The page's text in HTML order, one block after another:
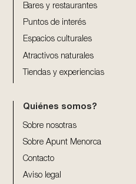
Bares y restaurantes
Puntos de interés
Espacios culturales
Atractivos naturales
Tiendas y experiencias
Quiénes somos?
Sobre nosotras
Sobre Apunt Menorca
Contacto
Aviso legal